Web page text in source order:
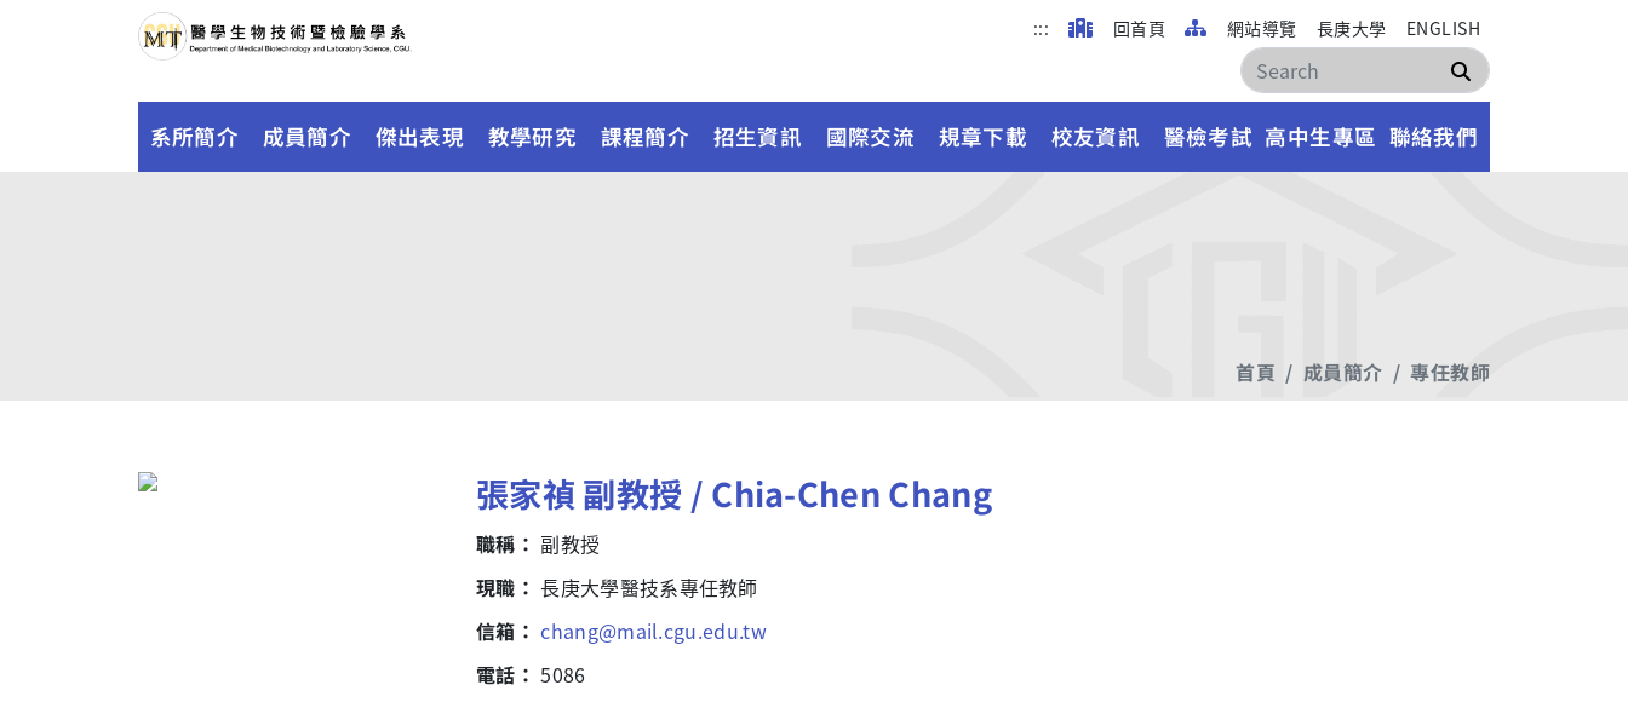
::: 回首頁 網站導覽 長庚大學 ENGLISH
搜尋
系所簡介 成員簡介 傑出表現 教學研究 課程簡介 招生資訊 國際交流 規章下載 校友資訊 醫檢考試 高中生專區 聯絡我們
首頁 成員簡介 專任教師
張家禎 副教授 / Chia-Chen Chang
職稱： 副教授
現職： 長庚大學醫技系專任教師
信箱： chang@mail.cgu.edu.tw
電話： 5086